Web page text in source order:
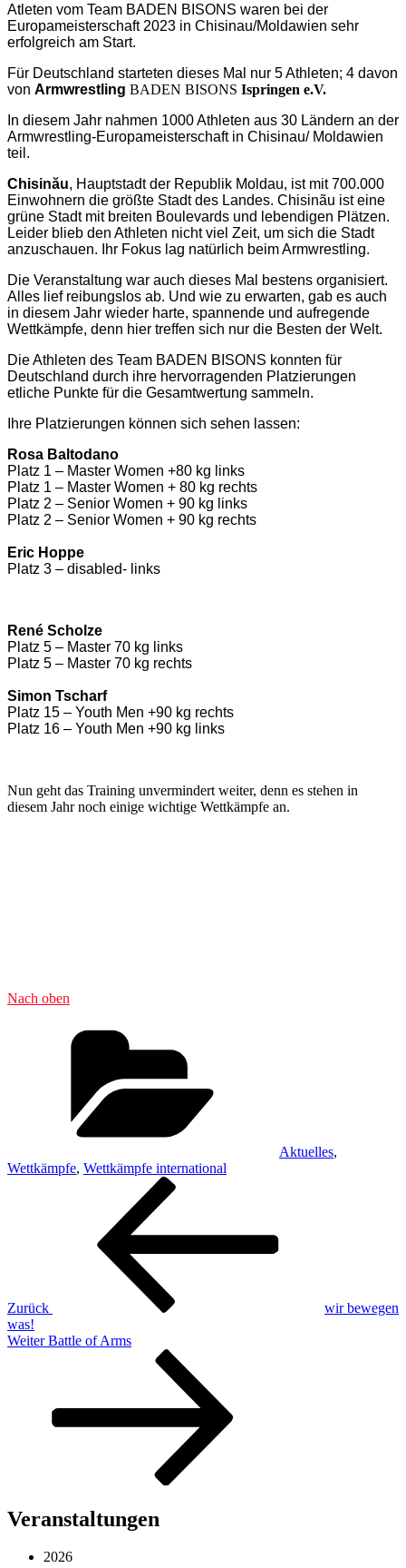
Atleten vom Team BADEN BISONS waren bei der
Europameisterschaft 2023 in Chisinau/Moldawien sehr
erfolgreich am Start.
Für Deutschland starteten dieses Mal nur 5 Athleten; 4 davon
von Armwrestling BADEN BISONS Ispringen e.V.
In diesem Jahr nahmen 1000 Athleten aus 30 Ländern an der
Armwrestling-Europameisterschaft in Chisinau/ Moldawien
teil.
Chisinău, Hauptstadt der Republik Moldau, ist mit 700.000
Einwohnern die größte Stadt des Landes. Chisinãu ist eine
grüne Stadt mit breiten Boulevards und lebendigen Plätzen.
Leider blieb den Athleten nicht viel Zeit, um sich die Stadt
anzuschauen. Ihr Fokus lag natürlich beim Armwrestling.
Die Veranstaltung war auch dieses Mal bestens organisiert.
Alles lief reibungslos ab. Und wie zu erwarten, gab es auch
in diesem Jahr wieder harte, spannende und aufregende
Wettkämpfe, denn hier treffen sich nur die Besten der Welt.
Die Athleten des Team BADEN BISONS konnten für
Deutschland durch ihre hervorragenden Platzierungen
etliche Punkte für die Gesamtwertung sammeln.
Ihre Platzierungen können sich sehen lassen:
Rosa Baltodano
Platz 1 – Master Women +80 kg links
Platz 1 – Master Women + 80 kg rechts
Platz 2 – Senior Women + 90 kg links
Platz 2 – Senior Women + 90 kg rechts
Eric Hoppe
Platz 3 – disabled- links
René Scholze
Platz 5 – Master 70 kg links
Platz 5 – Master 70 kg rechts
Simon Tscharf
Platz 15 – Youth Men +90 kg rechts
Platz 16 – Youth Men +90 kg links
Nun geht das Training unvermindert weiter, denn es stehen in
diesem Jahr noch einige wichtige Wettkämpfe an.
Nach oben
Aktuelles,
Wettkämpfe, Wettkämpfe international
Beitragsnavigation
Zurück
wir bewegen
was!
Nächster
Weiter Battle of Arms
Veranstaltungen
2026